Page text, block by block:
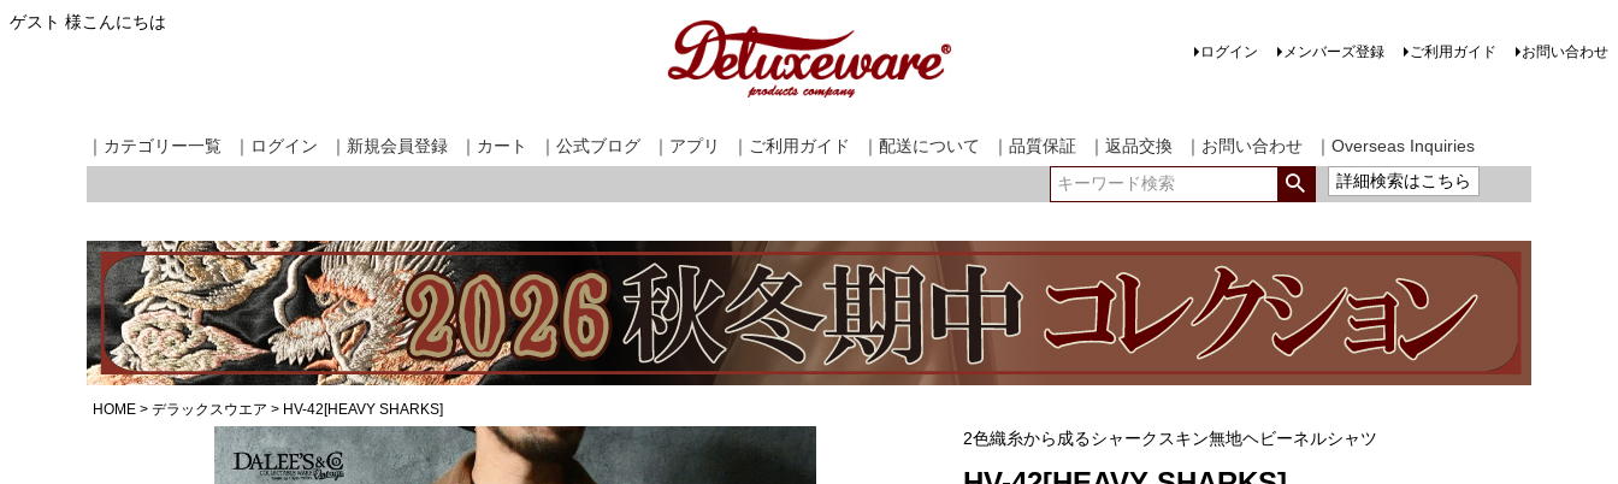
ゲスト 様こんにちは
ログイン メンバーズ登録 ご利用ガイド お問い合わせ
｜カテゴリー一覧 ｜ログイン ｜新規会員登録 ｜カート ｜公式ブログ ｜アプリ ｜ご利用ガイド ｜配送について ｜品質保証 ｜返品交換 ｜お問い合わせ
｜Overseas Inquiries
詳細検索はこちら
HOME デラックスウエア HV-42[HEAVY SHARKS]
2色織糸から成るシャークスキン無地ヘビーネルシャツ